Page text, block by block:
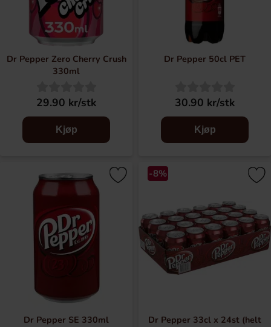
Dr Pepper Zero Cherry Crush
330ml
29.90 kr/stk
Kjøp
Dr Pepper 50cl PET
30.90 kr/stk
Kjøp
Dr Pepper SE 330ml
-8%
Dr Pepper 33cl x 24st (helt